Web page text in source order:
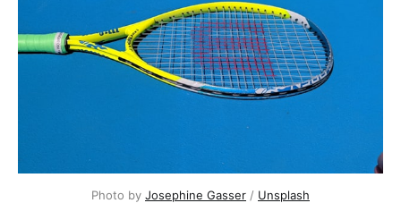
Photo by Josephine Gasser / Unsplash